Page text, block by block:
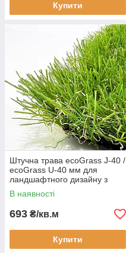
Купити
Штучна трава ecoGrass J-40 /
ecoGrass U-40 мм для
ландшафтного дизайну з
підшерстям декоративна
В наявності
693 ₴/кв.м
Купити